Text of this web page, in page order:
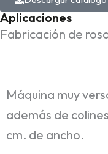
Aplicaciones
Fabricación de
Máquina muy
además de
cm. de ancho.